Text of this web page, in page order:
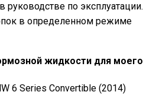
руководстве по эксплуатации.
в определенном режиме
жидкости для моего
6 Series Convertible (2014)